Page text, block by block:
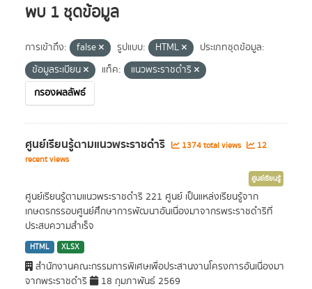
พบ 1 ชุดข้อมูล
การเข้าถึง: false รูปแบบ: HTML
ประเภทชุดข้อมูล:
ข้อมูลระเบียน
แท็ค:
แนวพระราชดำริ
กรองผลลัพธ์
ศูนย์เรียนรู้ตามแนวพระราชดำริ 1374 total views
12
recent views
ศูนย์เรียนรู้
ศูนย์เรียนรู้ตามแนวพระราชดำริ 221 ศูนย์ เป็นแหล่งเรียนรู้จาก
เกษตรกรรอบศูนย์ศึกษาการพัฒนาอันเนื่องมาจากรพระราชดำริที่
ประสบความสำเร็จ
HTML XLSX
สำนักงานคณะกรรมการพิเศษเพื่อประสานงานโครงการอันเนื่องมา
จากพระราชดำริ
18 กุมภาพันธ์ 2569